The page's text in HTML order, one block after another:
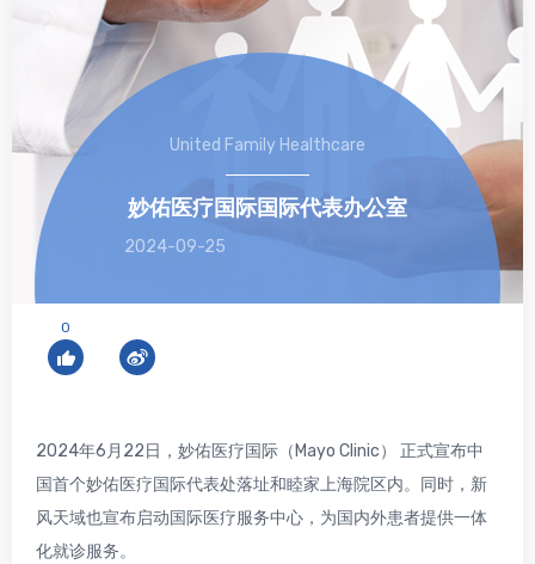
United Family Healthcare
妙佑医疗国际国际代表办公室
2024-09-25
0
2024年6月22日，妙佑医疗国际（Mayo Clinic） 正式宣布中
国首个妙佑医疗国际代表处落址和睦家上海院区内。同时，新
风天域也宣布启动国际医疗服务中心，为国内外患者提供一体
化就诊服务。